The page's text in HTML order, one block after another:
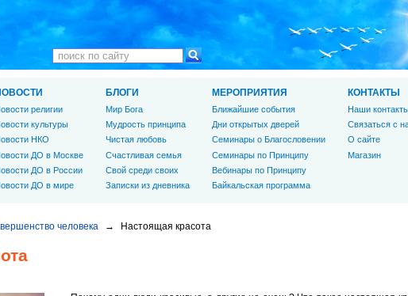
человека → Настоящая красота
религии
культуры
НКО
ДО в Москве
ДО в России
ДО в мире
БЛОГИ
Мир Бога
Мудрость принципа
Чистая любовь
Счастливая семья
Свой среди своих
Записки из дневника
МЕРОПРИЯТИЯ
Ближайшие события
Дни открытых дверей
Семинары о Благословении
Семинары по Принципу
Вебинары по Принципу
Байкальская программа
КОНТАКТЫ
Наши
Связаться с
О сайте
Магазин